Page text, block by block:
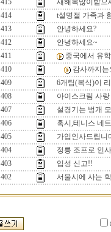
415
새해복많이받으
414
t설명절 가족과
413
안녕하세요?
412
안녕하세요~
411
중국에서 유
410
감사까지
409
6개팀(복식)이
408
아이스크림 사랑
407
설경기는 벙개
406
혹시,테니스 네
405
가입인사드립니
404
정릉 조프로 인
403
입성 신고!!
402
서울시에 사는